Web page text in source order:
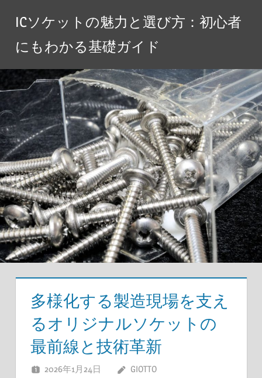
へ
ス
キ
ッ
プ
ICソケットの魅力と選び方：初心者
にもわかる基礎ガイド
多様化する製造現場を支え
るオリジナルソケットの
最前線と技術革新
2026年1月24日 GIOTTO